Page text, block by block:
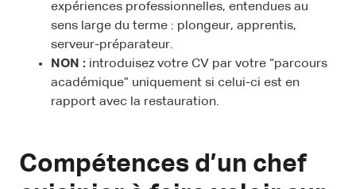
expériences professionnelles, entendues au
sens large du terme : plongeur, apprentis,
serveur-préparateur.
NON : introduisez votre CV par votre “parcours
académique” uniquement si celui-ci est en
rapport avec la restauration.
Compétences d’un chef